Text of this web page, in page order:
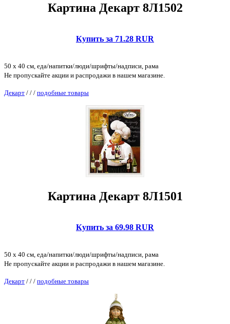
Картина Декарт 8Л1502
Купить за 71.28 RUR
50 x 40 см, еда/напитки/люди/шрифты/надписи, рама
Не пропускайте акции и распродажи в нашем магазине.
Декарт / / / подобные товары
Картина Декарт 8Л1501
Купить за 69.98 RUR
50 x 40 см, еда/напитки/люди/шрифты/надписи, рама
Не пропускайте акции и распродажи в нашем магазине.
Декарт / / / подобные товары